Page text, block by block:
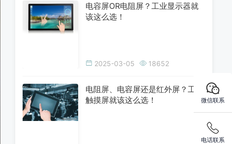
电容屏OR电阻屏？工业显示器就
该这么选！
2025-03-05 18652
电阻屏、电容屏还是红外屏？工业
触摸屏就该这么选！
微信联系
电话联系